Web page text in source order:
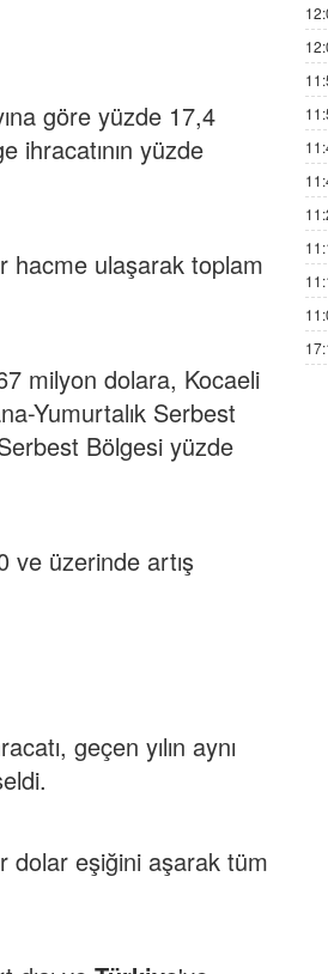
göre yüzde 17,4
ihracatının yüzde
hacme ulaşarak toplam
milyon dolara, Kocaeli
Yumurtalık Serbest
Bölgesi yüzde
ve üzerinde artış
geçen yılın aynı
dolar eşiğini aşarak tüm